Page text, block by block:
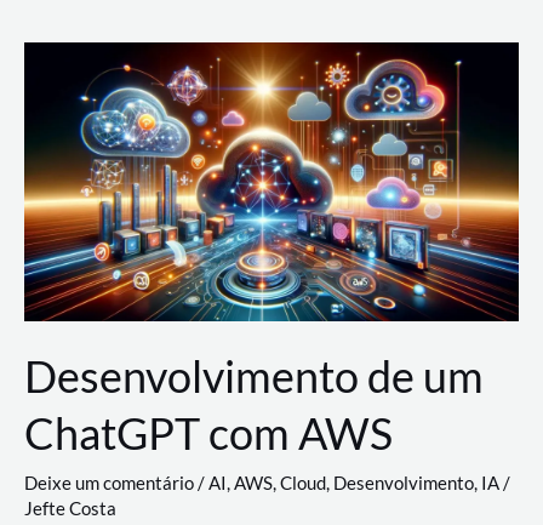
Nuvem:
Google
Cloud,
AWS
e
Azure
Desenvolvimento de um
ChatGPT com AWS
Deixe um comentário/AI,AWS,Cloud, Desenvolvimento, IA/
Jefte Costa